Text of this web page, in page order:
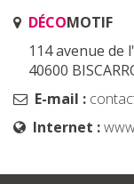
DÉCOMOTIF
114 avenue de
40600
E-mail :
Internet :